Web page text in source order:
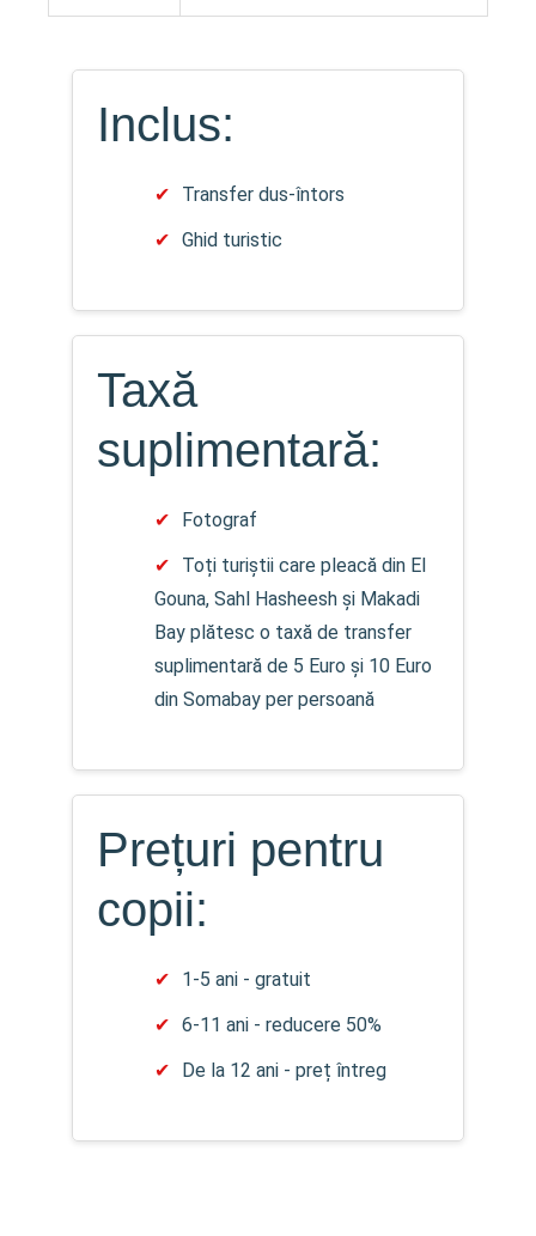
Inclus:
Transfer dus-întors
Ghid turistic
Taxă
suplimentară:
Fotograf
Toți turiștii care pleacă din El
Gouna, Sahl Hasheesh și Makadi
Bay plătesc o taxă de transfer
suplimentară de 5 Euro și 10 Euro
din Somabay per persoană
Prețuri pentru
copii:
1-5 ani - gratuit
6-11 ani - reducere 50%
De la 12 ani - preț întreg